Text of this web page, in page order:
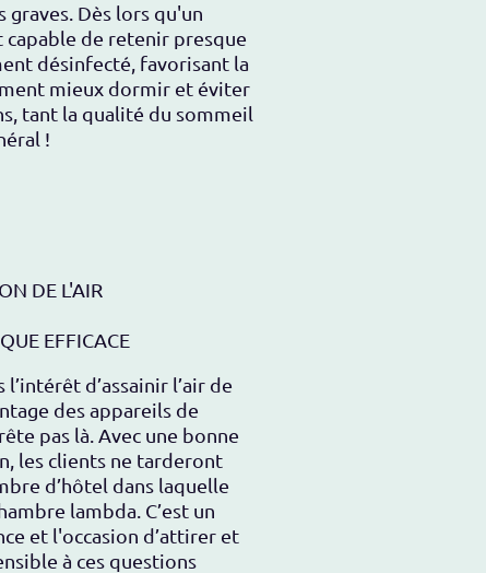
Dès lors qu'un
capable de retenir presque
désinfecté, favorisant la
mieux dormir et éviter
tant la qualité du sommeil
!
DE L'AIR
EFFICACE
d’assainir l’air de
des appareils de
pas là. Avec une bonne
les clients ne tarderont
d’hôtel dans laquelle
lambda. C’est un
et l'occasion d’attirer et
à ces questions